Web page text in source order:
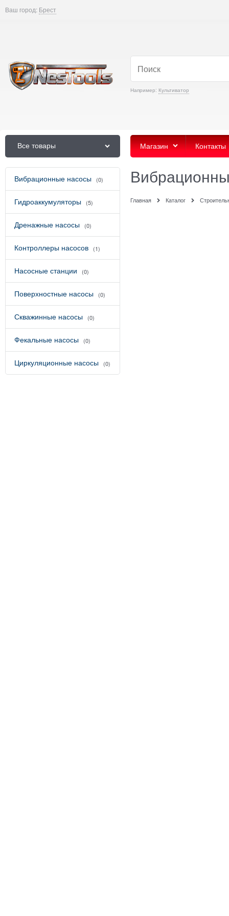
Ваш город: Брест
Например: Культиватор
Все товары Магазин Контакты
Вибрационные насосы (0)
Гидроаккумуляторы (5)
Дренажные насосы (0)
Контроллеры насосов (1)
Насосные станции (0)
Поверхностные насосы (0)
Скважинные насосы (0)
Фекальные насосы (0)
Циркуляционные насосы (0)
Главная Каталог